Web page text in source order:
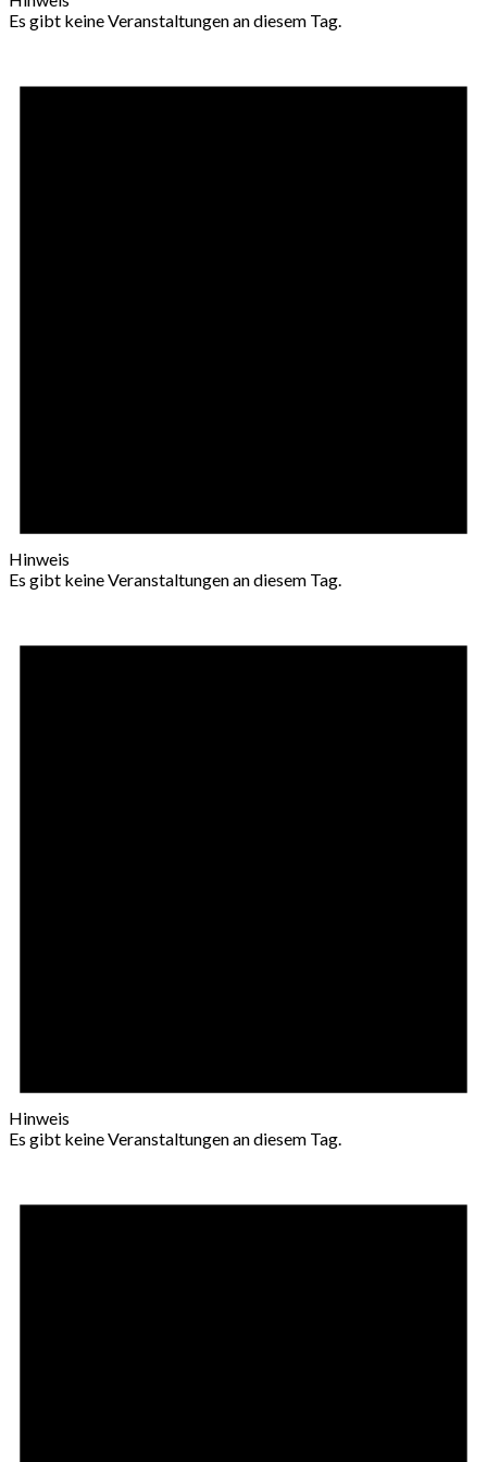
Es gibt keine Veranstaltungen an diesem Tag.
Hinweis
Es gibt keine Veranstaltungen an diesem Tag.
Hinweis
Es gibt keine Veranstaltungen an diesem Tag.